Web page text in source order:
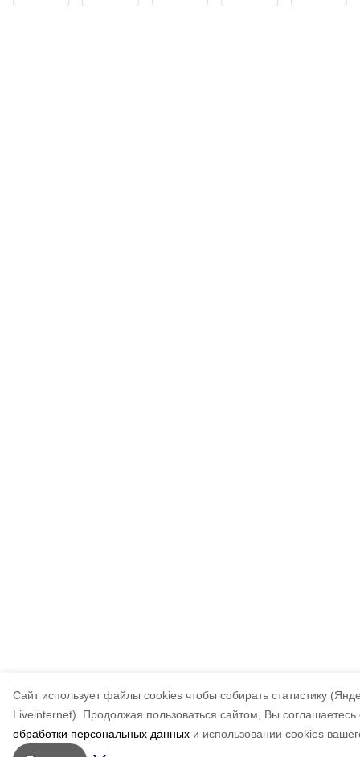
Cайт использует файлы cookies чтобы собирать статистику
Liveinternet).
Продолжая пользоваться сайтом, Вы соглашаетесь
обработки персональных данных и использовании cookies